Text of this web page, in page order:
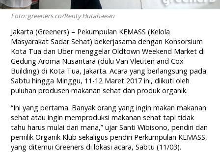
Foto: greeners.co/Renty Hutahaean
Jakarta (Greeners) – Pekumpulan KEMASS (Kelola
Masyarakat Sadar Sehat) bekerjasama dengan Konsorsium
Kota Tua dan Uber menggelar Oldtown Weekend Market di
Gedung Aroma Nusantara (dulu Van Vleuten and Cox
Building) di Kota Tua, Jakarta. Acara yang berlangsung pada
Sabtu hingga Minggu, 11-12 Maret 2017 ini, diikuti oleh
puluhan produsen makanan sehat dan produk organik.
“Ini yang pertama. Banyak orang yang ingin makan makanan
sehat atau ingin memproduksi makanan sehat tapi tidak
tahu harus mulai dari mana,” ujar Santi Wibisono, pendiri dan
pemilik Organik Klub sekaligus pendiri Perkumpulan KEMASS,
yang ditemui Greeners di lokasi acara, Sabtu (11/03).